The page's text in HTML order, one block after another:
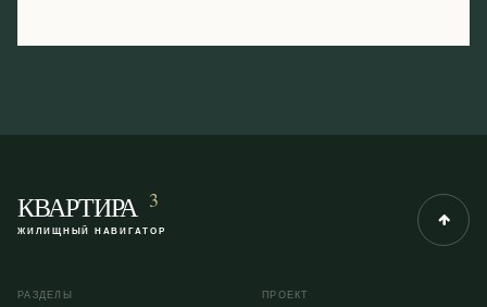
КВАРТИРА 3
ЖИЛИЩНЫЙ НАВИГАТОР
РАЗДЕЛЫ ПРОЕКТ